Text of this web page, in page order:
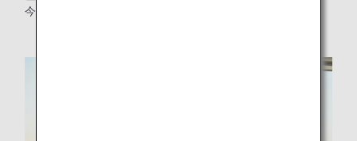
今後の展望についてお話を伺いました。